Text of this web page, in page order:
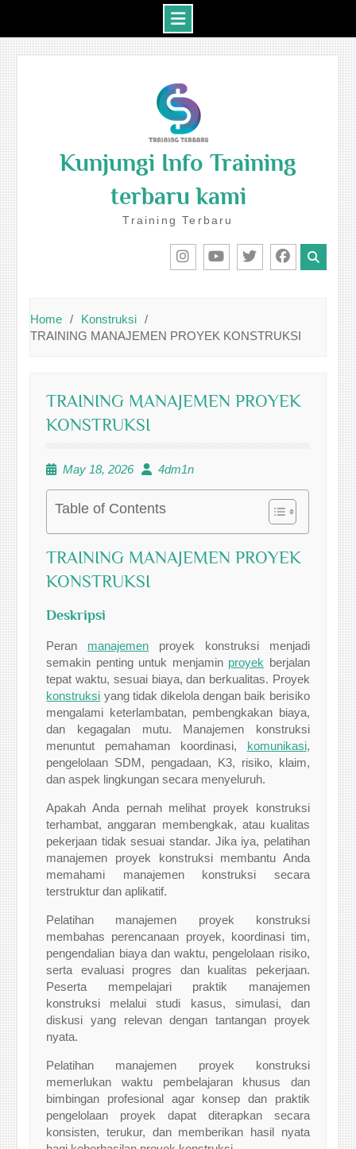
Kunjungi Info Training
terbaru kami
Training Terbaru
Home
Konstruksi
TRAINING MANAJEMEN PROYEK KONSTRUKSI
TRAINING MANAJEMEN PROYEK
KONSTRUKSI
May 18, 2026 4dm1n
Table of Contents
TRAINING MANAJEMEN PROYEK
KONSTRUKSI
Deskripsi
Peran manajemen proyek konstruksi menjadi
semakin penting untuk menjamin proyek berjalan
tepat waktu, sesuai biaya, dan berkualitas. Proyek
konstruksi yang tidak dikelola dengan baik berisiko
mengalami keterlambatan, pembengkakan biaya,
dan kegagalan mutu. Manajemen konstruksi
menuntut pemahaman koordinasi, komunikasi,
pengelolaan SDM, pengadaan, K3, risiko, klaim,
dan aspek lingkungan secara menyeluruh.
Apakah Anda pernah melihat proyek konstruksi
terhambat, anggaran membengkak, atau kualitas
pekerjaan tidak sesuai standar. Jika iya, pelatihan
manajemen proyek konstruksi membantu Anda
memahami manajemen konstruksi secara
terstruktur dan aplikatif.
Pelatihan manajemen proyek konstruksi
membahas perencanaan proyek, koordinasi tim,
pengendalian biaya dan waktu, pengelolaan risiko,
serta evaluasi progres dan kualitas pekerjaan.
Peserta mempelajari praktik manajemen
konstruksi melalui studi kasus, simulasi, dan
diskusi yang relevan dengan tantangan proyek
nyata.
Pelatihan manajemen proyek konstruksi
memerlukan waktu pembelajaran khusus dan
bimbingan profesional agar konsep dan praktik
pengelolaan proyek dapat diterapkan secara
konsisten, terukur, dan memberikan hasil nyata